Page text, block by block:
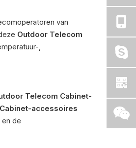
van
Outdoor Telecom
,
Telecom Cabinet-
accessoires
de